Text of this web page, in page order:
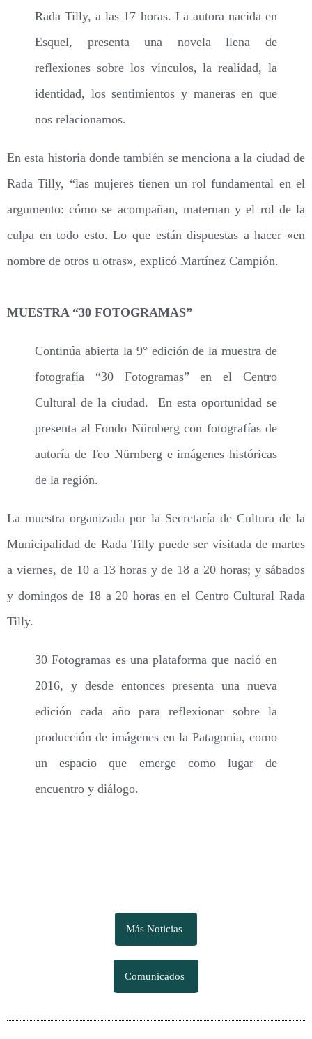
Rada Tilly, a las 17 horas. La autora nacida en
Esquel, presenta una novela llena de
reflexiones sobre los vínculos, la realidad, la
identidad, los sentimientos y maneras en que
nos relacionamos.
En esta historia donde también se menciona a la ciudad de
Rada Tilly, “las mujeres tienen un rol fundamental en el
argumento: cómo se acompañan, maternan y el rol de la
culpa en todo esto. Lo que están dispuestas a hacer «en
nombre de otros u otras», explicó Martínez Campión.
MUESTRA “30 FOTOGRAMAS”
Continúa abierta la 9° edición de la muestra de
fotografía “30 Fotogramas” en el Centro
Cultural de la ciudad. En esta oportunidad se
presenta al Fondo Nürnberg con fotografías de
autoría de Teo Nürnberg e imágenes históricas
de la región.
La muestra organizada por la Secretaría de Cultura de la
Municipalidad de Rada Tilly puede ser visitada de martes
a viernes, de 10 a 13 horas y de 18 a 20 horas; y sábados
y domingos de 18 a 20 horas en el Centro Cultural Rada
Tilly.
30 Fotogramas es una plataforma que nació en
2016, y desde entonces presenta una nueva
edición cada año para reflexionar sobre la
producción de imágenes en la Patagonia, como
un espacio que emerge como lugar de
encuentro y diálogo.
Más Noticias
Comunicados